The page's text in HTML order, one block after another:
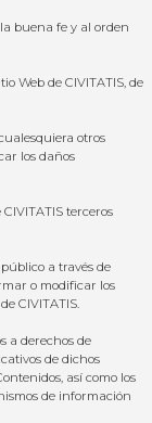
buena fe y al orden
Web de CIVITATIS, de
otros
los daños
terceros
a través de
o modificar los
CIVITATIS.
a derechos de
de dichos
así como los
de información